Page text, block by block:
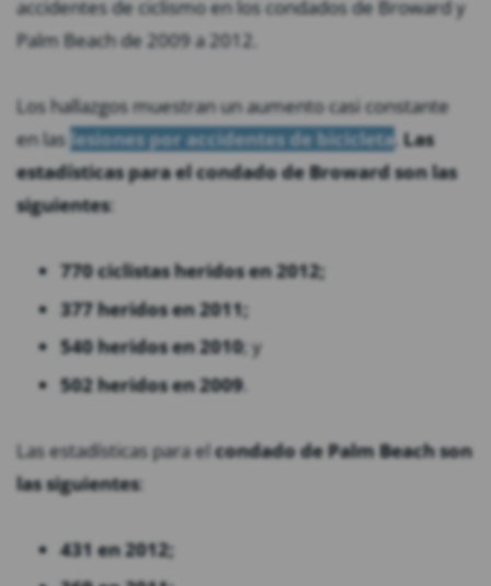
accidentes de ciclismo en los condados de Broward y
Palm Beach de 2009 a 2012.
Los hallazgos muestran un aumento casi constante
en las lesiones por accidentes de bicicleta Las
estadísticas para el condado de Broward son las
siguientes:
770 ciclistas heridos en 2012;
377 heridos en 2011;
540 heridos en 2010; y
502 heridos en 2009.
Las estadísticas para elcondado de Palm Beach son
las siguientes:
431 en 2012;